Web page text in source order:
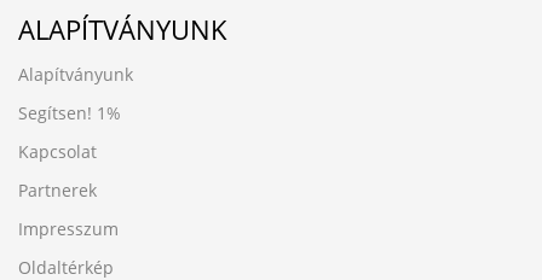
ALAPÍTVÁNYUNK
Alapítványunk
Segítsen! 1%
Kapcsolat
Partnerek
Impresszum
Oldaltérkép